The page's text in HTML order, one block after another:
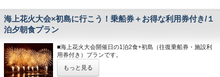
グをお客様ご自身でご利用ください。）
◆その他の税
す。
・駐車場につきましては、先着30台となっております。
・満車の場合は、お客様ご自身で近隣のコインパーキングを
ご利用ください。
良質な熱海温泉を是非ご堪能くださいませ。
源泉かけ流しの露天風呂は、湯船に浸かれば至福のひと時に
・15:00～24:00（最終入場 23:30）
・ 6:00～10:30（最終入場 10:00）
◆エステ・岩盤浴・貸切露天風呂
事前予約制です。
お部屋から見る景色は「感動」間違いなし。
朝焼けやサンビーチの夜景が一望できます。
＊３歳未満のお子様がいらっしゃる場合は、備考欄へご記入
スにお客様自
身でお布団を敷いて頂いております。
◆お食事
海上花火大会×初島に行こう！乗船券＋お得な利用券付き/１
泊夕朝食プラン
■海上花火大会開催日の1泊2食+初島（往復乗船券・施設利
用券付き）プランです。
※人混みを避けてお部屋からゆったりと花火がご覧いただけ
もっと見る